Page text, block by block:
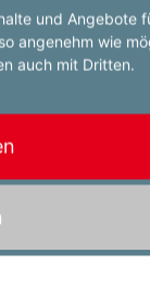
der
sich
und Angebote
angenehm wie
auch mit Dritten.